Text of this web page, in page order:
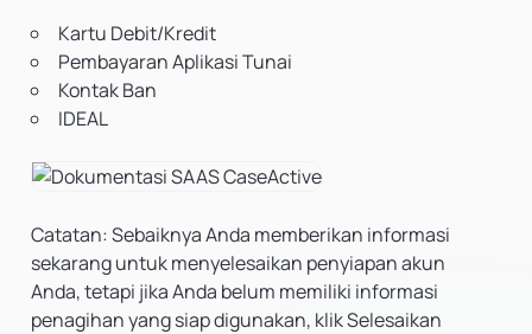
Kartu Debit/Kredit
Pembayaran Aplikasi Tunai
Kontak Ban
IDEAL
Catatan:Sebaiknya Anda memberikan informasi
sekarang untuk menyelesaikan penyiapan akun
Anda, tetapi jika Anda belum memiliki informasi
penagihan yang siap digunakan, klik Selesaikan